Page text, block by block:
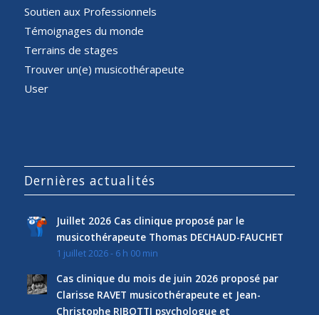
Soutien aux Professionnels
Témoignages du monde
Terrains de stages
Trouver un(e) musicothérapeute
User
Dernières actualités
Juillet 2026 Cas clinique proposé par le
musicothérapeute Thomas DECHAUD-FAUCHET
1 juillet 2026 - 6 h 00 min
Cas clinique du mois de juin 2026 proposé par
Clarisse RAVET musicothérapeute et Jean-
Christophe RIBOTTI psychologue et